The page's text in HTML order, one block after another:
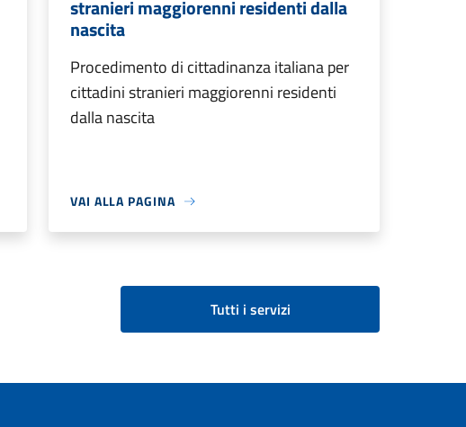
stranieri maggiorenni residenti dalla
nascita
Procedimento di cittadinanza italiana per
cittadini stranieri maggiorenni residenti
dalla nascita
VAI ALLA PAGINA
Tutti i servizi